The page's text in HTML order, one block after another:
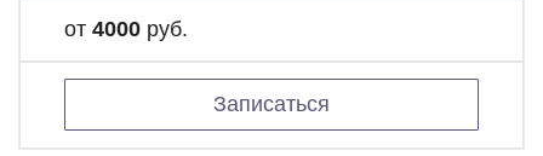
от 4000 руб.
Записаться